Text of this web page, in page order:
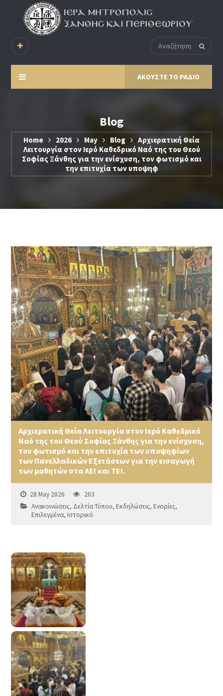
ΑΚΟΥΣΤΕ ΤΟ ΡΑΔΙΟ
Blog
Home 2026 May Blog
Αρχιερατική Θεία
Λειτουργία στον Ιερό Καθεδρικό Ναό της του Θεού
Σοφίας Ξάνθης για την ενίσχυση, τον φωτισμό και
την επιτυχία των υποψηφ
Αρχιερατική Θεία Λειτουργία στον Ιερό Καθεδρικό
Ναό της του Θεού Σοφίας Ξάνθης για την ενίσχυση,
τον φωτισμό και την επιτυχία των υποψηφίων
των Πανελλαδικών Εξετάσεων για την εισαγωγή
των μαθητών στα ΑΕΙ και ΤΕΙ.
28 May 2026
203
Ανακοινώσεις, Δελτία Τύπου,Εκδηλώσεις,Ενορίες,
Επιλεγμένα,Ιστορικό